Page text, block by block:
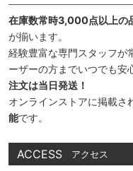
在庫数常時3,000点以上の
が揃います。
経験豊富な専門スタッフが
ーザーの方までいつでも安
注文は当日発送！
オンラインストアに掲載さ
能です。
ACCESS アクセス